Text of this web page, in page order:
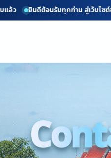
ยินดีต้อนรับทุกท่าน สู่เว็บไซต์ของ